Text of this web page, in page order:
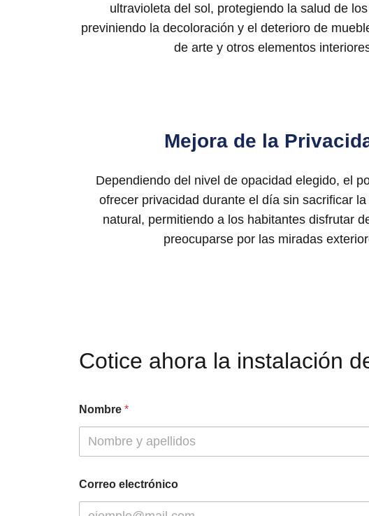
ultravioleta del sol, protegiendo la salud de
previniendo la decoloración y el deterioro de
de arte y otros elementos
Mejora de la
Dependiendo del nivel de opacidad elegido, el
ofrecer privacidad durante el día sin sacrificar
natural, permitiendo a los habitantes disfrutar
preocuparse por las miradas
Cotice ahora la instalación
Nombre *
Correo electrónico